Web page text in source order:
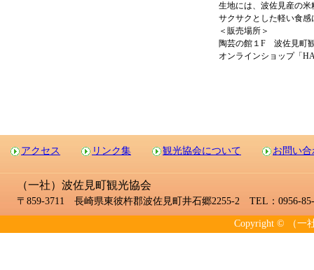
生地には、波佐見産の
サクサクとした軽い食
＜販売場所＞
陶芸の館１F 波佐見町
オンラインショップ「
アクセス リンク集 観光協会について お問い
（一社）波佐見町観光協会
〒859-3711 長崎県東彼杵郡波佐見町井石郷2255-2 TEL：0956-
Copyright © （一